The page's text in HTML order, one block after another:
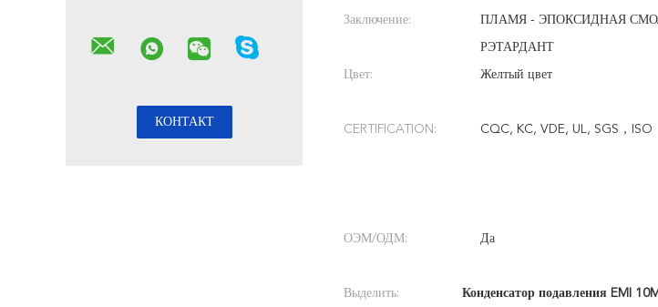
Заключение: ПЛАМЯ - ЭПОКСИДНАЯ
РЭТАРДАНТ
Цвет: Желтый цвет
CERTIFICATION: CQC, KC, VDE, UL, SGS，ISO
ОЭМ/ОДМ: Да
Выделить: Конденсатор подавления EMI